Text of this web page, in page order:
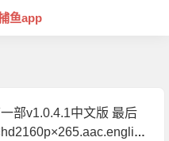
资源分享 -pa捕鱼app
鱼app
部v1.0.4.1中文版 最后